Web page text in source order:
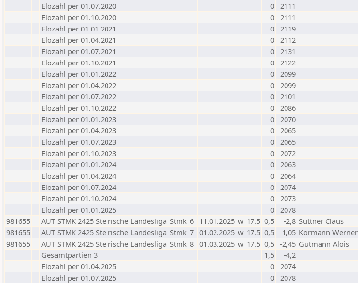
Elozahl per 01.07.2020
0 2111
Elozahl per 01.10.2020
0 2111
Elozahl per 01.01.2021
0 2119
Elozahl per 01.04.2021
0 2112
Elozahl per 01.07.2021
0 2131
Elozahl per 01.10.2021
0 2122
Elozahl per 01.01.2022
0 2099
Elozahl per 01.04.2022
0 2099
Elozahl per 01.07.2022
0 2101
Elozahl per 01.10.2022
0 2086
Elozahl per 01.01.2023
0 2070
Elozahl per 01.04.2023
0 2065
Elozahl per 01.07.2023
0 2065
Elozahl per 01.10.2023
0 2072
Elozahl per 01.01.2024
0 2063
Elozahl per 01.04.2024
0 2064
Elozahl per 01.07.2024
0 2074
Elozahl per 01.10.2024
0 2073
Elozahl per 01.01.2025
0 2078
981655
AUT STMK 2425 Steirische Landesliga Stmk 6 11.01.2025 w 17.5 0,5 -2,8 Suttner Claus
981655
AUT STMK 2425 Steirische Landesliga Stmk 7 01.02.2025 w 17.5 0,5 1,05 Kormann Werner
981655
AUT STMK 2425 Steirische Landesliga Stmk 8 01.03.2025 w 17.5 0,5 -2,45 Gutmann Alois
Gesamtpartien 3
1,5
-4,2
Elozahl per 01.04.2025
0 2074
Elozahl per 01.07.2025
0 2078